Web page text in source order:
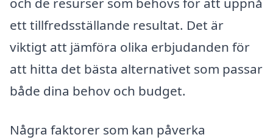
ett tillfredsställande resultat. Det är
viktigt att jämföra olika erbjudanden för
att hitta det bästa alternativet som passar
både dina behov och budget.
Några faktorer som kan påverka